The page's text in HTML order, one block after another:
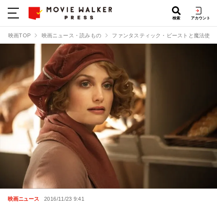
検索 アカウント
映画TOP 映画ニュース・読みもの ファンタスティック・ビーストと魔法使い
映画ニュース 2016/11/23 9:41